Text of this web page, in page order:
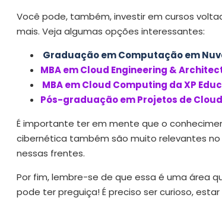
Você pode, também, investir em cursos
mais. Veja algumas opções interessantes:
Graduação em Computação em
MBA em Cloud Engineering &
MBA em Cloud Computing da XP
Pós-graduação em Projetos de
É importante ter em mente que o
cibernética também são muito relevantes no
nessas frentes.
Por fim, lembre-se de que essa é uma área
pode ter preguiça! É preciso ser curioso,